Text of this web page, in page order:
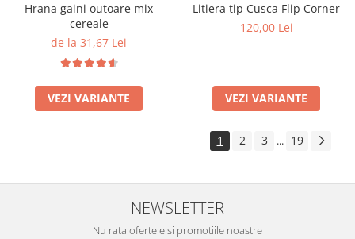
Hrana gaini outoare mix
cereale
de la 31,67 Lei
VEZI VARIANTE
Litiera tip Cusca Flip Corner
120,00 Lei
VEZI VARIANTE
1 2 3 ... 19
NEWSLETTER
Nu rata ofertele si promotiile noastre